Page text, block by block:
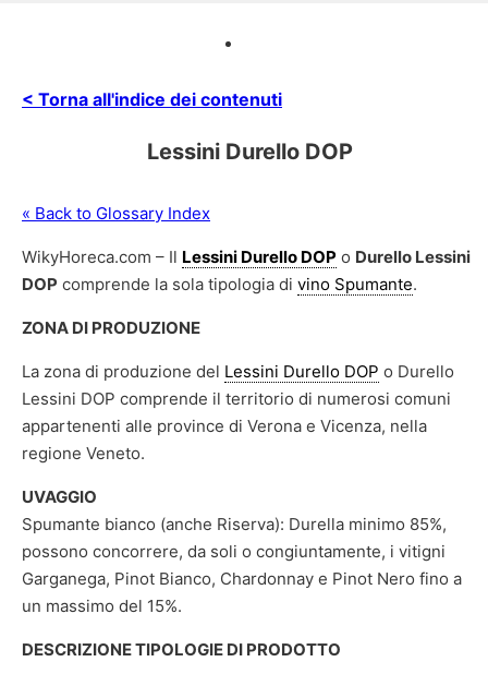
< Torna all'indice dei contenuti
Lessini Durello DOP
« Back to Glossary Index
WikyHoreca.com – Il Lessini Durello DOP o Durello Lessini
DOP comprende la sola tipologia di vino Spumante.
ZONA DI PRODUZIONE
La zona di produzione del Lessini Durello DOP o Durello
Lessini DOP comprende il territorio di numerosi comuni
appartenenti alle province di Verona e Vicenza, nella
regione Veneto.
UVAGGIO
Spumante bianco (anche Riserva): Durella minimo 85%,
possono concorrere, da soli o congiuntamente, i vitigni
Garganega, Pinot Bianco, Chardonnay e Pinot Nero fino a
un massimo del 15%.
DESCRIZIONE TIPOLOGIE DI PRODOTTO